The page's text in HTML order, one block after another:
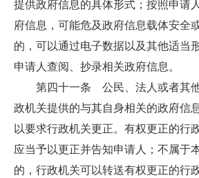
提供政府信息的具体形式；按照申请
府信息，可能危及政府信息载体安全
的，可以通过电子数据以及其他适当
申请人查阅、抄录相关政府信息。
第四十一条 公民、法人或者其
政机关提供的与其自身相关的政府信
以要求行政机关更正。有权更正的行
应当予以更正并告知申请人；不属于
的，行政机关可以转送有权更正的行